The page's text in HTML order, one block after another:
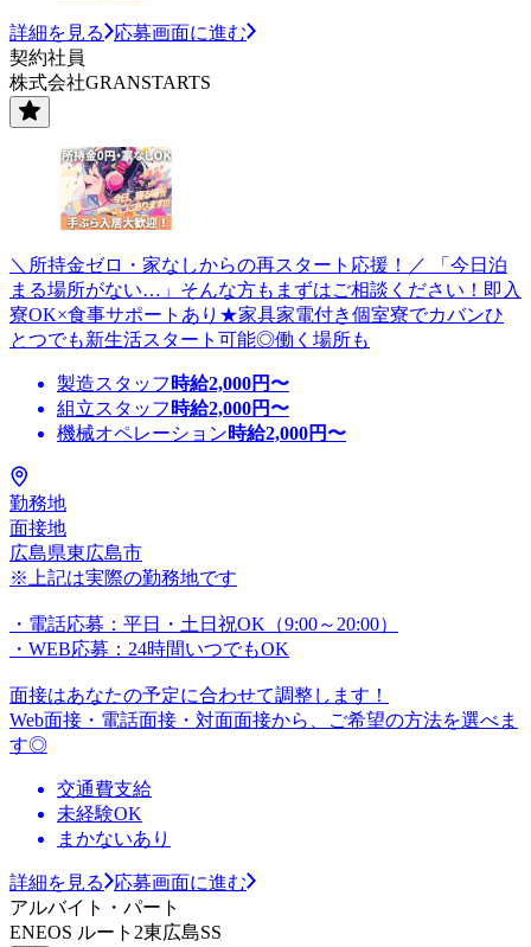
詳細を見る
応募画面に進む
契約社員
株式会社GRANSTARTS
＼所持金ゼロ・家なしからの再スタート応援！／ 「今日泊
まる場所がない…」そんな方もまずはご相談ください！即入
寮OK×食事サポートあり★家具家電付き個室寮でカバンひ
とつでも新生活スタート可能◎働く場所も
製造スタッフ 時給2,000円〜
組立スタッフ 時給2,000円〜
機械オペレーション時給2,000円〜
勤務地
面接地
広島県東広島市
※上記は実際の勤務地です
・電話応募：平日・土日祝OK（9:00～20:00）
・WEB応募：24時間いつでもOK
面接はあなたの予定に合わせて調整します！
Web面接・電話面接・対面面接から、ご希望の方法を選べま
す◎
交通費支給
未経験OK
まかないあり
詳細を見る
応募画面に進む
アルバイト・パート
ENEOS ルート2東広島SS